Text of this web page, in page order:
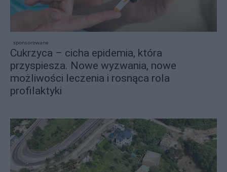
sponsorowane
Cukrzyca – cicha epidemia, która
przyspiesza. Nowe wyzwania, nowe
możliwości leczenia i rosnąca rola
profilaktyki